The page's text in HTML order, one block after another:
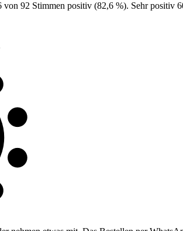
von 92 Stimmen positiv (82,6 %). Sehr positiv